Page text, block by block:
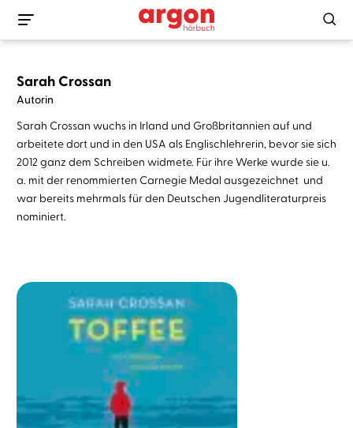
Sarah Crossan
Autorin
Sarah Crossan wuchs in Irland und Großbritannien auf und
arbeitete dort und in den USA als Englischlehrerin, bevor sie sich
2012 ganz dem Schreiben widmete. Für ihre Werke wurde sie u.
a. mit der renommierten Carnegie Medal ausgezeichnet und
war bereits mehrmals für den Deutschen Jugendliteraturpreis
nominiert.